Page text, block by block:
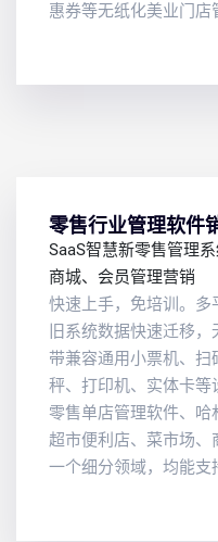
惠券等无纸化美业门店
零售行业管理软件
SaaS智慧新零售管理
商城、会员管理营销
快速上手，免培训。
旧系统数据快速迁移
带兼容通用小票机、
秤、打印机、实体卡等
零售单店管理软件、哈
超市便利店、菜市场
一个细分领域，均能支